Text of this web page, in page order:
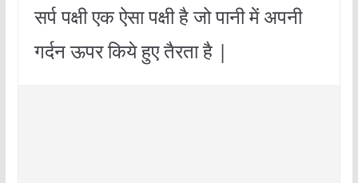
सर्प पक्षी एक ऐसा पक्षी है जो पानी में अपनी
गर्दन ऊपर किये हुए तैरता है |